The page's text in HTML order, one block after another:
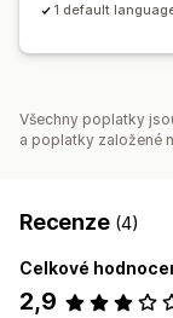
1 default
Všechny poplatky
a poplatky založené
Recenze (4)
Celkové
2,9